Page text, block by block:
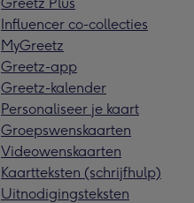
Influencer co-collecties
MyGreetz
Greetz-app
Greetz-kalender
Personaliseer je kaart
Groepswenskaarten
Videowenskaarten
Kaartteksten (schrijfhulp)
Uitnodigingsteksten